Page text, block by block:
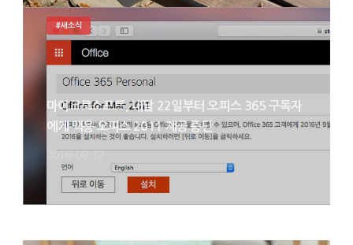
마이크로소프트, 내달 22일부터 오피스 365 구독자
에게 맥용 오피스 2011 제공 중단
#새소식